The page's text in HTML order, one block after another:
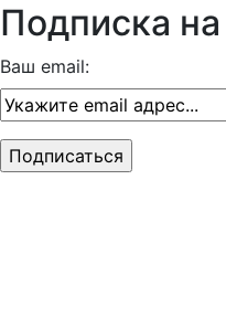
Подписка
Ваш email: